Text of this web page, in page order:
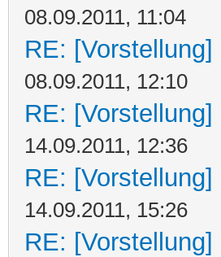
08.09.2011, 11:04
RE:
08.09.2011, 12:10
RE:
14.09.2011, 12:36
RE:
14.09.2011, 15:26
RE: